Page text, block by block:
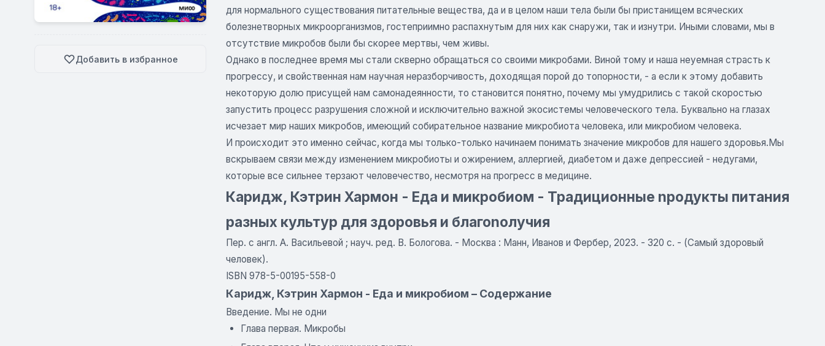
Добавить в избранное
для нормального существования питательные вещества, да и в целом наши тела были бы пристанищем всяческих
болезнетворных микроорганизмов, гостеприимно распахнутым для них как снаружи, так и изнутри. Иными словами, мы в
отсутствие микробов были бы скорее мертвы, чем живы.
Однако в последнее время мы стали скверно обращаться со своими микробами. Виной тому и наша неуемная страсть к
прогрессу, и свойственная нам научная неразборчивость, доходящая порой до топорности, - а если к этому добавить
некоторую долю присущей нам самонадеянности, то становится понятно, почему мы умудрились с такой скоростью
запустить процесс разрушения сложной и исключительно важной экосистемы человеческого тела. Буквально на глазах
исчезает мир наших микробов, имеющий собирательное название микробиота человека, или микробиом человека.
И происходит это именно сейчас, когда мы только-только начинаем понимать значение микробов для нашего здоровья.Мы
вскрываем связи между изменением микробиоты и ожирением, аллергией, диабетом и даже депрессией - недугами,
которые все сильнее терзают человечество, несмотря на прогресс в медицине.
Каридж, Кэтрин Хармон - Еда и микробиом - Традиционные nродукты питания
разных культур для здоровья и благоnолучия
Пер. с англ. А. Васильевой ; науч. ред. В. Бологова. - Москва : Манн, Иванов и Фербер, 2023. - 320 с. - (Самый здоровый
человек).
ISBN 978-5-00195-558-0
Каридж, Кэтрин Хармон - Еда и микробиом – Содержание
Введение. Мы не одни
Глава первая. Микробы